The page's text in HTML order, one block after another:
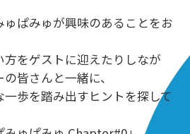
ゅぱみゅが興味のあることをお
方をゲストに迎えたりしなが
皆さんと一緒に、
一歩を踏み出すヒントを探して